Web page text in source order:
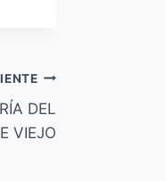
DEL
VIEJO